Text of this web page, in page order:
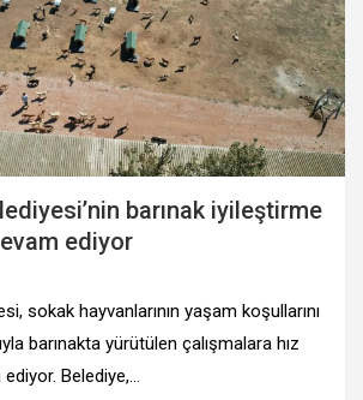
barınak iyileştirme
ediyor
sokak hayvanlarının yaşam koşullarını
barınakta yürütülen çalışmalara hız
Belediye,…